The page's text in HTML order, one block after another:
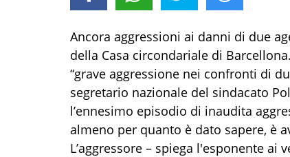
Ancora aggressioni ai danni di due
della Casa circondariale di
“grave aggressione nei confronti di
segretario nazionale del sindacato
l’ennesimo episodio di inaudita
almeno per quanto è dato sapere, è
L’aggressore – spiega l'esponente